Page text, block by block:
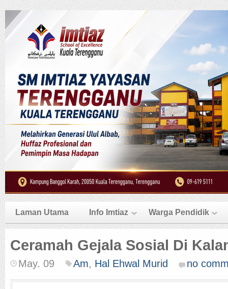
Laman Utama Info Imtiaz Warga Pendidik
Ceramah Gejala Sosial Di
May. 09 Am, Hal Ehwal Murid no